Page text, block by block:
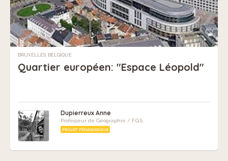
BRUXELLES, BELGIQUE
Quartier européen: "Espace Léopold"
Dupierreux Anne
Professeur de Géographie / F.G.S.
PROJET PÉDAGOGIQUE